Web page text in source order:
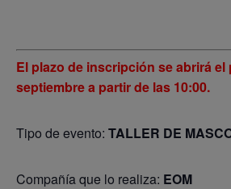
El plazo de inscripción se abrirá el
septiembre a partir de las 10:00.
Tipo de evento: TALLER DE
Compañía que lo realiza: EOM